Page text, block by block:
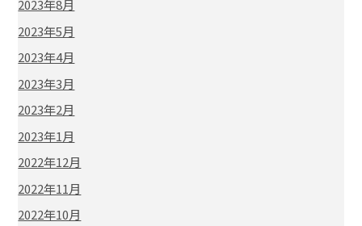
2023年8月
2023年5月
2023年4月
2023年3月
2023年2月
2023年1月
2022年12月
2022年11月
2022年10月